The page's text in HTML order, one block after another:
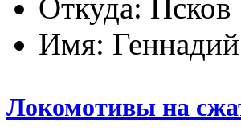
Откуда: Псков
Имя: Геннадий
Локомотивы на